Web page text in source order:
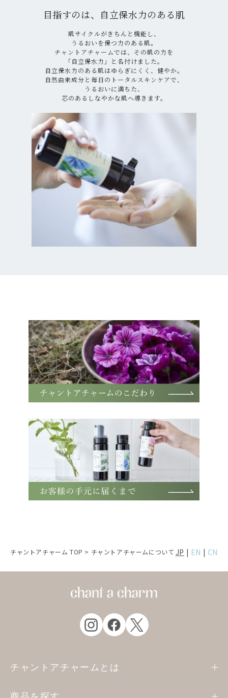
チャントアチャーム TOP > チャントアチャームについて JP | EN | CN
目指すのは、自立保水力のある肌
肌サイクルがきちんと機能し、
うるおいを保つ力のある肌。
チャントアチャームでは、その肌の力を
「自立保水力」と名付けました。
自立保水力のある肌はゆらぎにくく、健やか。
自然由来成分と毎日のトータルスキンケアで、
うるおいに満ちた、
芯のあるしなやかな肌へ導きます。
チャントアチャームとは